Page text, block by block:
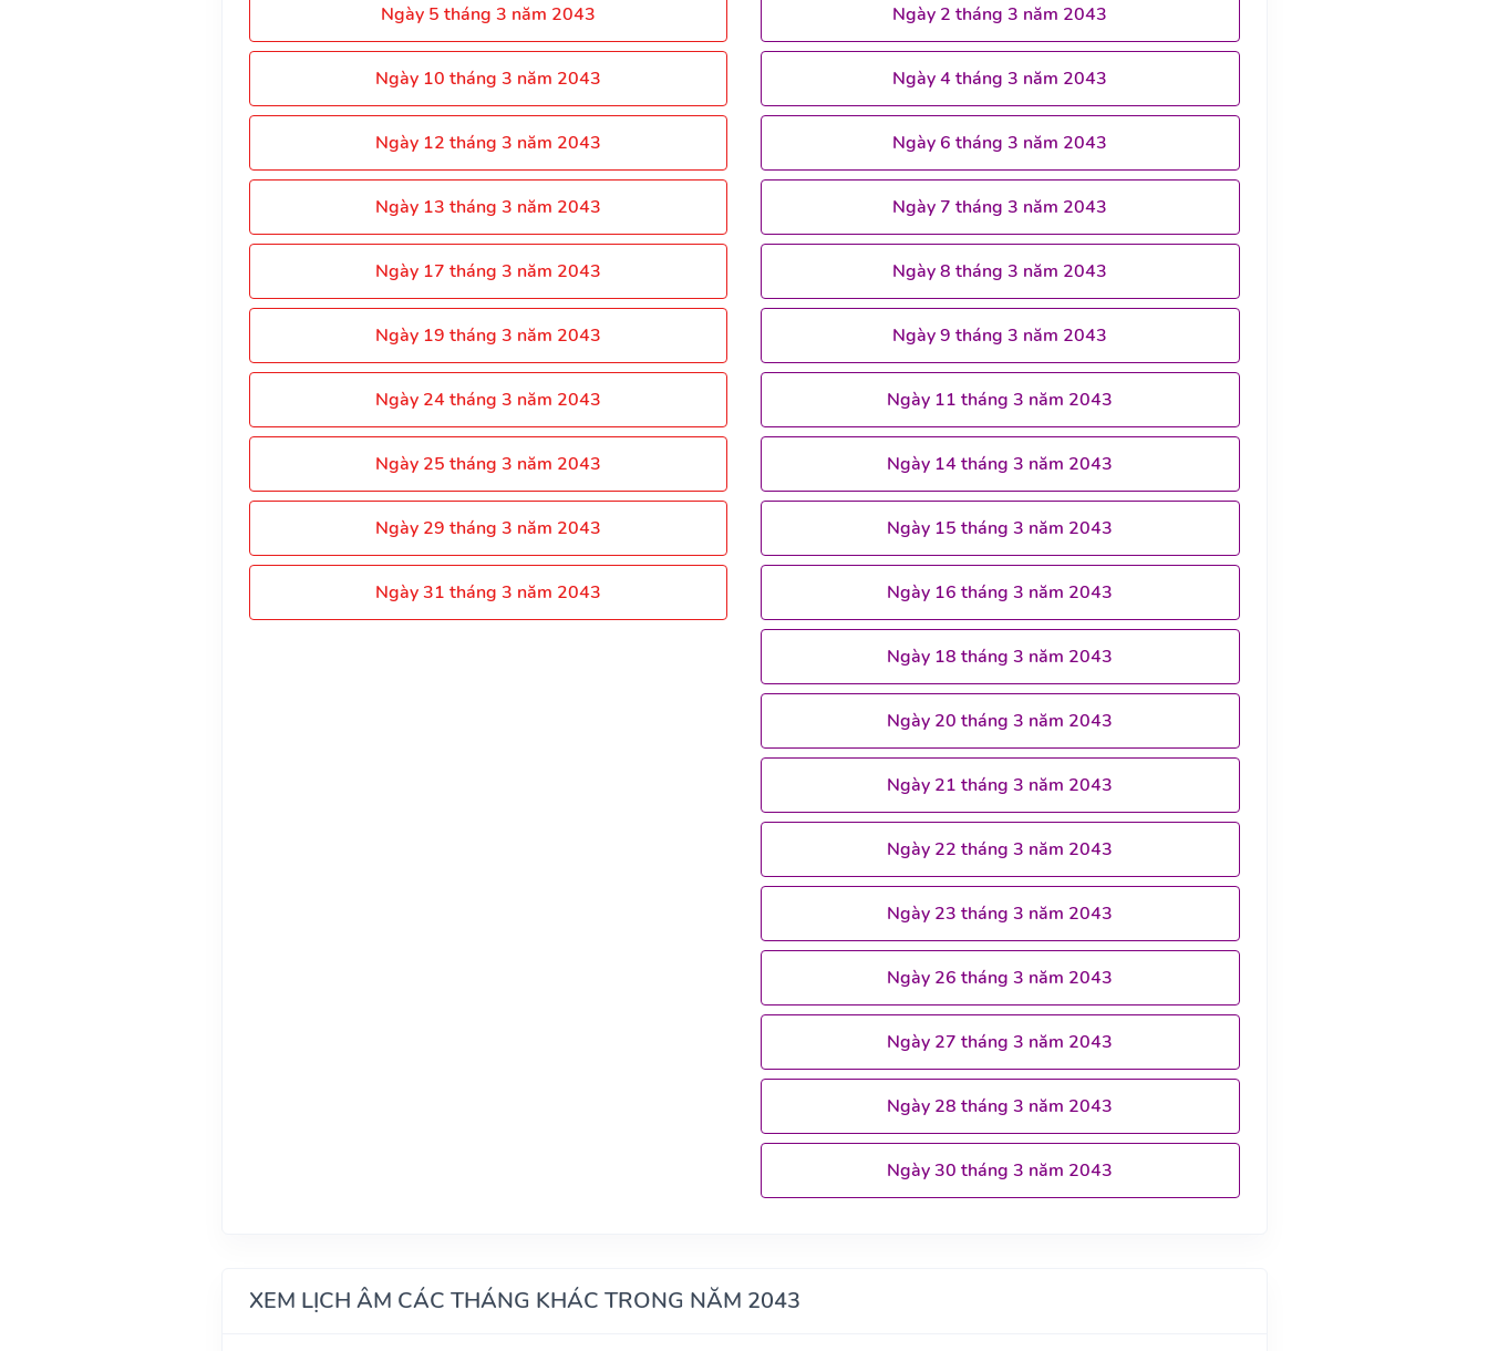
Ngày 5 tháng 3 năm 2043
Ngày 10 tháng 3 năm 2043
Ngày 12 tháng 3 năm 2043
Ngày 13 tháng 3 năm 2043
Ngày 17 tháng 3 năm 2043
Ngày 19 tháng 3 năm 2043
Ngày 24 tháng 3 năm 2043
Ngày 25 tháng 3 năm 2043
Ngày 29 tháng 3 năm 2043
Ngày 31 tháng 3 năm 2043
Ngày 2 tháng 3 năm 2043
Ngày 4 tháng 3 năm 2043
Ngày 6 tháng 3 năm 2043
Ngày 7 tháng 3 năm 2043
Ngày 8 tháng 3 năm 2043
Ngày 9 tháng 3 năm 2043
Ngày 11 tháng 3 năm 2043
Ngày 14 tháng 3 năm 2043
Ngày 15 tháng 3 năm 2043
Ngày 16 tháng 3 năm 2043
Ngày 18 tháng 3 năm 2043
Ngày 20 tháng 3 năm 2043
Ngày 21 tháng 3 năm 2043
Ngày 22 tháng 3 năm 2043
Ngày 23 tháng 3 năm 2043
Ngày 26 tháng 3 năm 2043
Ngày 27 tháng 3 năm 2043
Ngày 28 tháng 3 năm 2043
Ngày 30 tháng 3 năm 2043
XEM LỊCH ÂM CÁC THÁNG KHÁC TRONG NĂM 2043